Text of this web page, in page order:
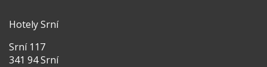
Hotely Srní
Srní 117
341 94 Srní